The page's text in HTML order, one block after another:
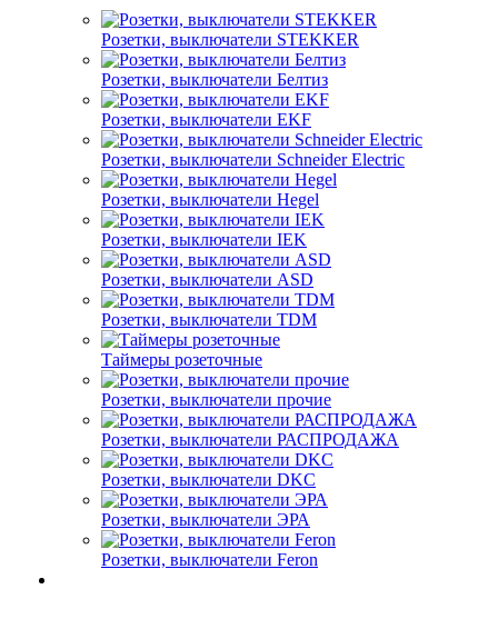
Розетки, выключатели STEKKER
Розетки, выключатели Белтиз
Розетки, выключатели EKF
Розетки, выключатели Schneider Electric
Розетки, выключатели Hegel
Розетки, выключатели IEK
Розетки, выключатели ASD
Розетки, выключатели TDM
Таймеры розеточные
Розетки, выключатели прочие
Розетки, выключатели РАСПРОДАЖА
Розетки, выключатели DKC
Розетки, выключатели ЭРА
Розетки, выключатели Feron